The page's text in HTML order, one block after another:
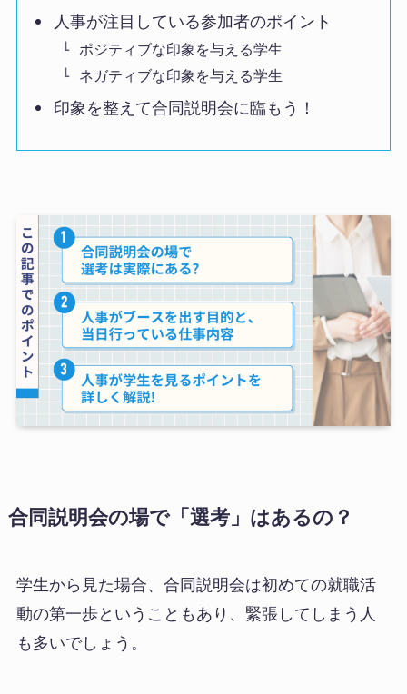
人事が注目している参加者のポイント
ポジティブな印象を与える学生
ネガティブな印象を与える学生
印象を整えて合同説明会に臨もう！
合同説明会の場で「選考」はあるの？
学生から見た場合、合同説明会は初めての就職活
動の第一歩ということもあり、緊張してしまう人
も多いでしょう。